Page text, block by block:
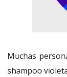
Muchas
shampoo